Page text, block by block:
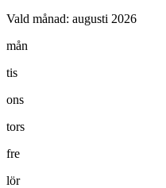
Vald månad: augusti 2026
mån
tis
ons
tors
fre
lör